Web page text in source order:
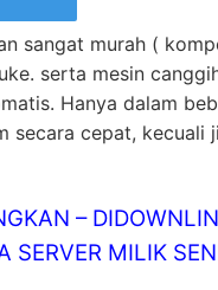
sangat murah (
serta mesin
Hanya dalam
secara cepat,
–
MILIK